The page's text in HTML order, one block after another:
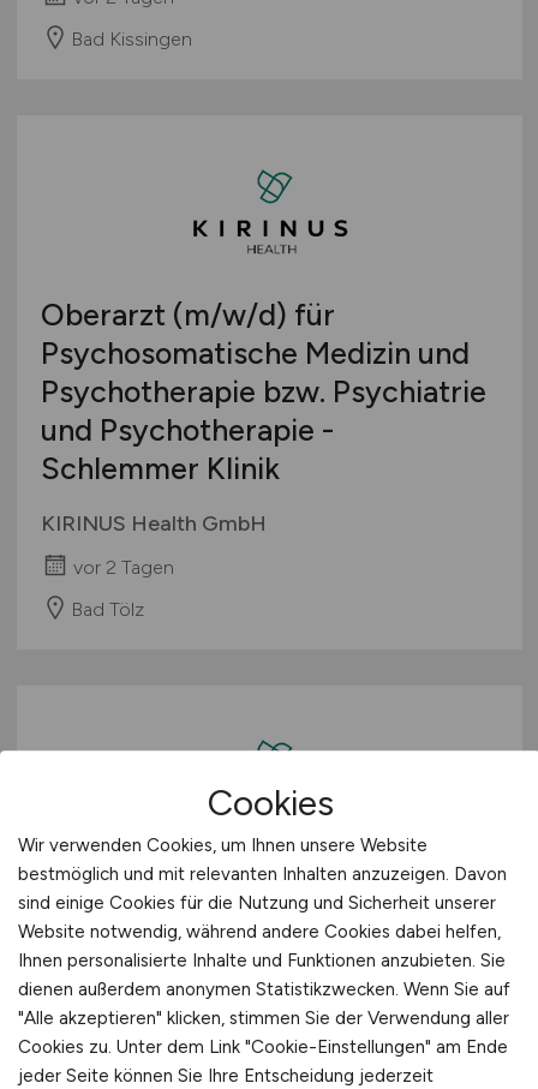
Bad Kissingen
Oberarzt (m/w/d) für
Psychosomatische Medizin und
Psychotherapie bzw. Psychiatrie
und Psychotherapie -
Schlemmer Klinik
KIRINUS Health GmbH
vor 2 Tagen
Bad Tölz
Leitender Psychologischer
Psychotherapeut(m/w/d)-
Tagesklinik Am Rosenaupark
KIRINUS Health GmbH
vor 2 Tagen
Cookies
Wir verwenden Cookies, um Ihnen unsere Website
bestmöglich und mit relevanten Inhalten anzuzeigen. Davon
sind einige Cookies für die Nutzung und Sicherheit unserer
Website notwendig, während andere Cookies dabei helfen,
Ihnen personalisierte Inhalte und Funktionen anzubieten. Sie
dienen außerdem anonymen Statistikzwecken. Wenn Sie auf
"Alle akzeptieren" klicken, stimmen Sie der Verwendung aller
Cookies zu. Unter dem Link "Cookie-Einstellungen" am Ende
jeder Seite können Sie Ihre Entscheidung jederzeit